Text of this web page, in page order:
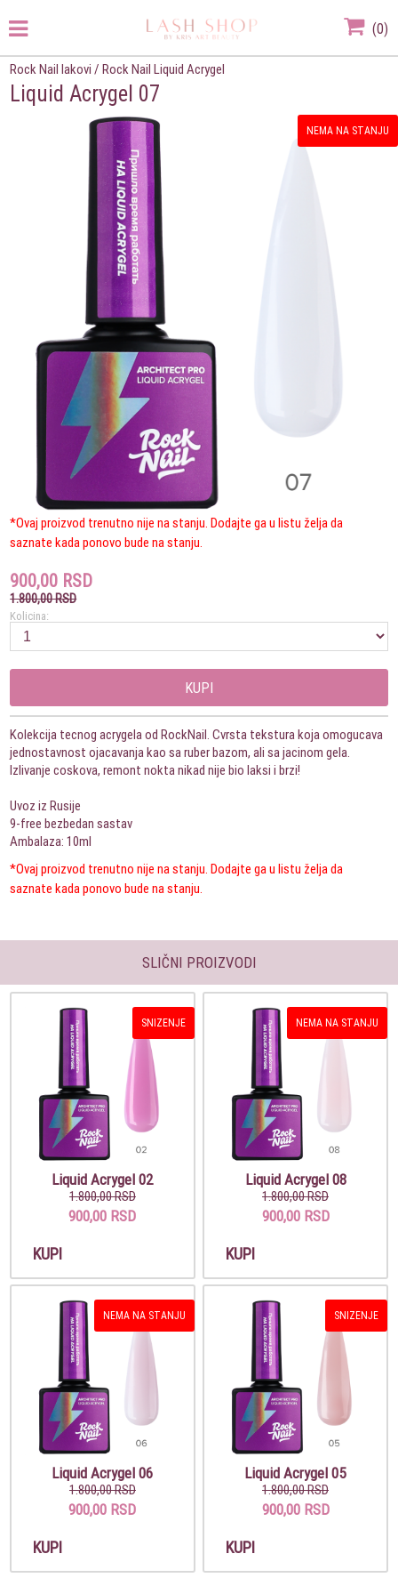
(0)
Rock Nail lakovi /Rock Nail Liquid Acrygel
Liquid Acrygel 07
NEMA NA STANJU
*Ovaj proizvod trenutno nije na stanju. Dodajte ga u listu želja da
saznate kada ponovo bude na stanju.
900,00 RSD
1.800,00 RSD
Kolicina:
KUPI
Kolekcija tecnog acrygela od RockNail. Cvrsta tekstura koja omogucava
jednostavnost ojacavanja kao sa ruber bazom, ali sa jacinom gela.
Izlivanje coskova, remont nokta nikad nije bio laksi i brzi!
Uvoz iz Rusije
9-free bezbedan sastav
Ambalaza: 10ml
*Ovaj proizvod trenutno nije na stanju. Dodajte ga u listu želja da
saznate kada ponovo bude na stanju.
SLIČNI PROIZVODI
SNIZENJE
Liquid Acrygel 02
1.800,00 RSD
900,00 RSD
KUPI
NEMA NA STANJU
Liquid Acrygel 08
1.800,00 RSD
900,00 RSD
KUPI
NEMA NA STANJU
Liquid Acrygel 06
1.800,00 RSD
900,00 RSD
KUPI
SNIZENJE
Liquid Acrygel 05
1.800,00 RSD
900,00 RSD
KUPI